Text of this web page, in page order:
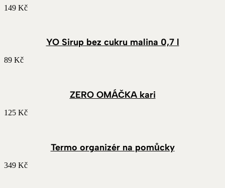
149 Kč
YO Sirup bez cukru malina 0,7 l
89 Kč
ZERO OMÁČKA kari
125 Kč
Termo organizér na pomůcky
349 Kč